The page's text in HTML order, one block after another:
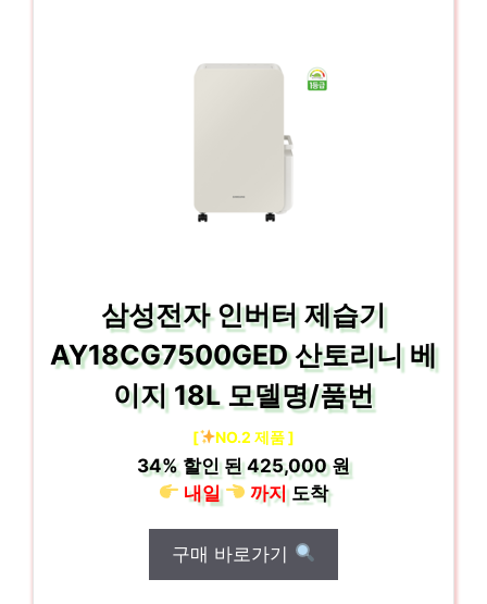
삼성전자 인버터 제습기
AY18CG7500GED 산토리니 베
이지 18L 모델명/품번
[ NO.2 제품 ]
34% 할인 된425,000 원
내일
까지도착
구매 바로가기